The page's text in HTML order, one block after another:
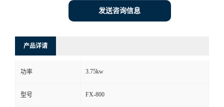
发送咨询信息
产品详请
功率 3.75kw
型号 FX-800